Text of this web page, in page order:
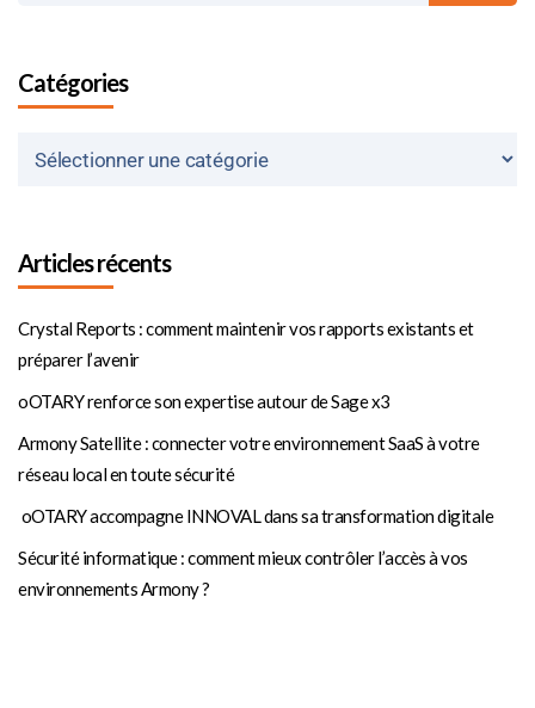
Catégories
Articles récents
Crystal Reports : comment maintenir vos rapports existants et
préparer l’avenir
oOTARY renforce son expertise autour de Sage x3
Armony Satellite : connecter votre environnement SaaS à votre
réseau local en toute sécurité
oOTARY accompagne INNOVAL dans sa transformation digitale
Sécurité informatique : comment mieux contrôler l’accès à vos
environnements Armony ?